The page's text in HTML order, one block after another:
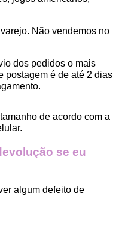
Não vendemos no
dos pedidos o mais
postagem é de até 2 dias
de acordo com a
se eu
algum defeito de